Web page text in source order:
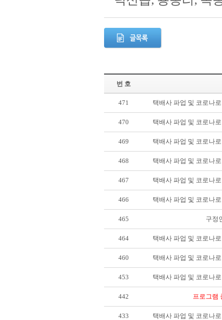
번 호
471 택배사 파업 및 코로나
470 택배사 파업 및 코로나
469 택배사 파업 및 코로나
468 택배사 파업 및 코로나
467 택배사 파업 및 코로나
466 택배사 파업 및 코로나
465 구정
464 택배사 파업 및 코로나
460 택배사 파업 및 코로나
453 택배사 파업 및 코로나
442 프로그램
433 택배사 파업 및 코로나